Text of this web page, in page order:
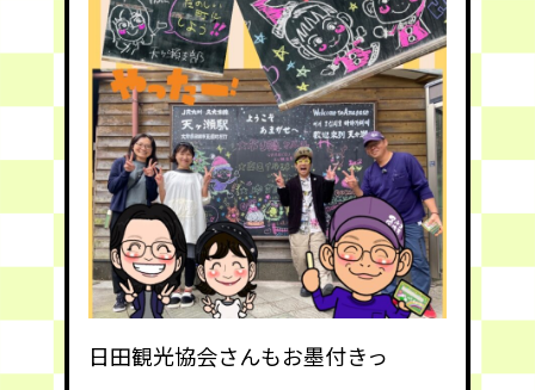
日田観光協会さんもお墨付きっ